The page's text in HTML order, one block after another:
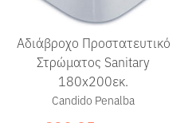
Αδιάβροχο Προστατευτικό
Στρώματος Sanitary
180x200εκ.
Candido Penalba